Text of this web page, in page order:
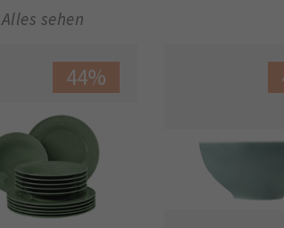
Alles sehen
44%